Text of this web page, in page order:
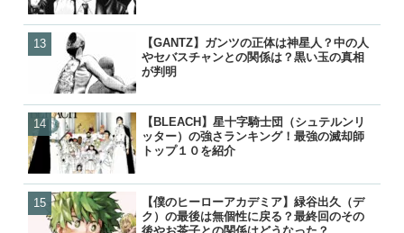
【GANTZ】ガンツの正体は神星人？中の人
やセバスチャンとの関係は？黒い玉の真相
が判明
【BLEACH】星十字騎士団（シュテルンリ
ッター）の強さランキング！最強の滅却師
トップ１０を紹介
【僕のヒーローアカデミア】緑谷出久（デ
ク）の最後は無個性に戻る？最終回のその
【GANTZ】吸血鬼（ヴァン
は？最後はどうなったの？
【BLEACH】星十字騎士団
残り一覧と時系列順の紹介
【BLEACH】星十字騎士団
ッター）の強さランキング
【炎炎ノ消防隊】森羅の母
（マリクサカベ）の正体は
【BLEACH】星十字騎士団
残り一覧と時系列順の紹介
【NARUTO】歴代人柱力の
死因の一覧！各キャラは暁
【NARUTO】尾獣の能力・
後・死亡を一覧で紹介！
【GANTZ】ガンツの死亡・
覧！カタストロフィで生き
【GANTZ】レイカの最後と
クローンとはどうなったの